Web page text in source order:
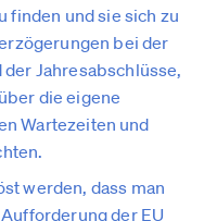
finden und sie sich zu
bei der
Jahresabschlüsse,
die eigene
Wartezeiten und
werden, dass man
der EU